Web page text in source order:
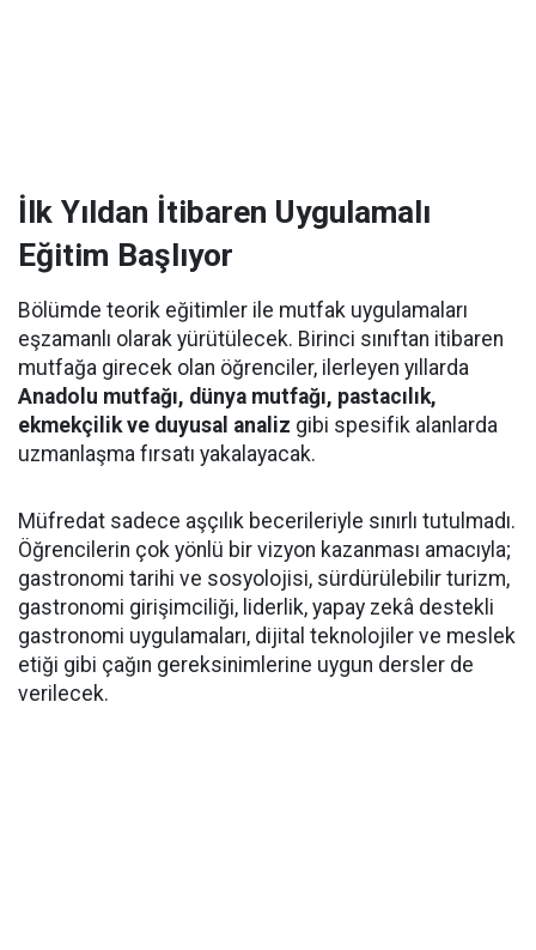
İlk Yıldan İtibaren Uygulamalı
Eğitim Başlıyor
Bölümde teorik eğitimler ile mutfak uygulamaları
eşzamanlı olarak yürütülecek. Birinci sınıftan itibaren
mutfağa girecek olan öğrenciler, ilerleyen yıllarda
Anadolu mutfağı, dünya mutfağı, pastacılık,
ekmekçilik ve duyusal analiz gibi spesifik alanlarda
uzmanlaşma fırsatı yakalayacak.
Müfredat sadece aşçılık becerileriyle sınırlı tutulmadı.
Öğrencilerin çok yönlü bir vizyon kazanması amacıyla;
gastronomi tarihi ve sosyolojisi, sürdürülebilir turizm,
gastronomi girişimciliği, liderlik, yapay zekâ destekli
gastronomi uygulamaları, dijital teknolojiler ve meslek
etiği gibi çağın gereksinimlerine uygun dersler de
verilecek.